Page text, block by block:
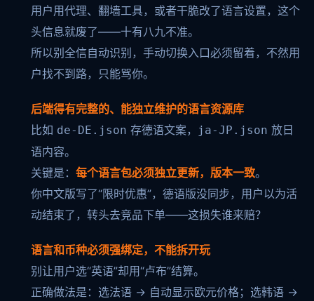
用户用代理、翻墙工具，或者干脆改了语言设置，这个
头信息就废了——十有八九不准。
所以别全信自动识别，手动切换入口必须留着，不然用
户找不到路，只能骂你。
后端得有完整的、能独立维护的语言资源库
比如 de-DE.json 存德语文案， ja-JP.json 放日
语内容。
关键是： 每个语言包必须独立更新，版本一致。
你中文版写了“限时优惠”，德语版没同步，用户以为活
动结束了，转头去竞品下单——这损失谁来赔？
语言和币种必须强绑定，不能拆开玩
别让用户选“英语”却用“卢布”结算。
正确做法是：选法语 → 自动显示欧元价格；选韩语 →